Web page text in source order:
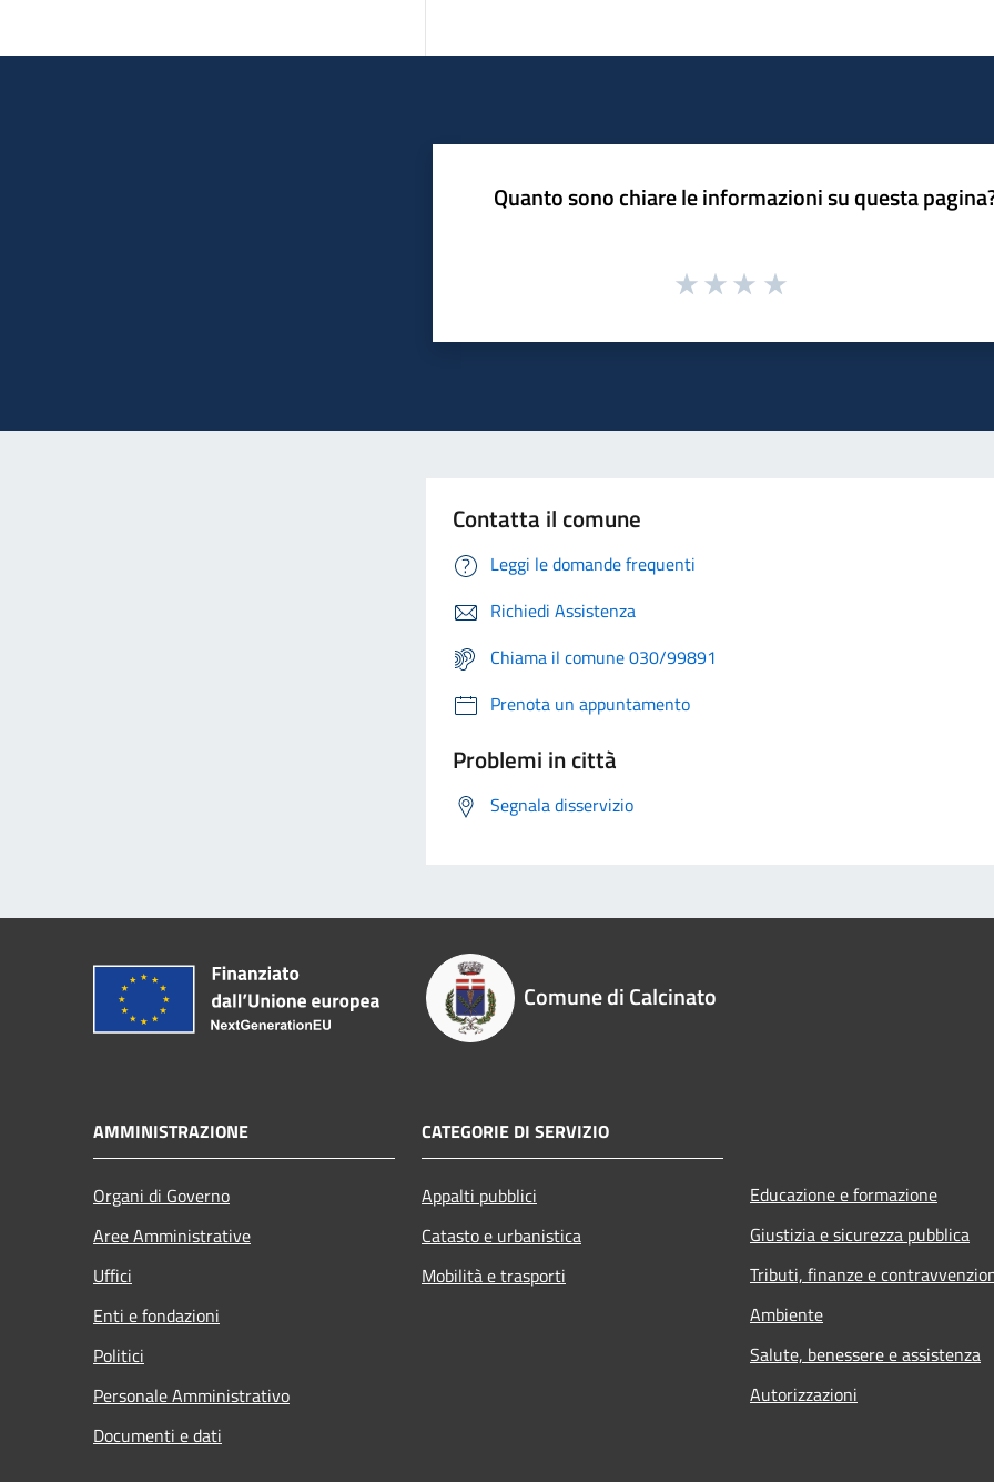
Quanto sono chiare le informazioni su questa
Contatta il comune
Leggi le domande frequenti
Richiedi Assistenza
Chiama il comune 030/99891
Prenota un appuntamento
Problemi in città
Segnala disservizio
Comune di Calcinato
AMMINISTRAZIONE
Organi di Governo
Aree Amministrative
Uffici
Enti e fondazioni
Politici
Personale Amministrativo
Documenti e dati
CATEGORIE DI SERVIZIO
Appalti pubblici
Catasto e urbanistica
Mobilità e trasporti
Educazione e formazione
Giustizia e sicurezza pubblica
Tributi, finanze e
Ambiente
Salute, benessere e assistenza
Autorizzazioni